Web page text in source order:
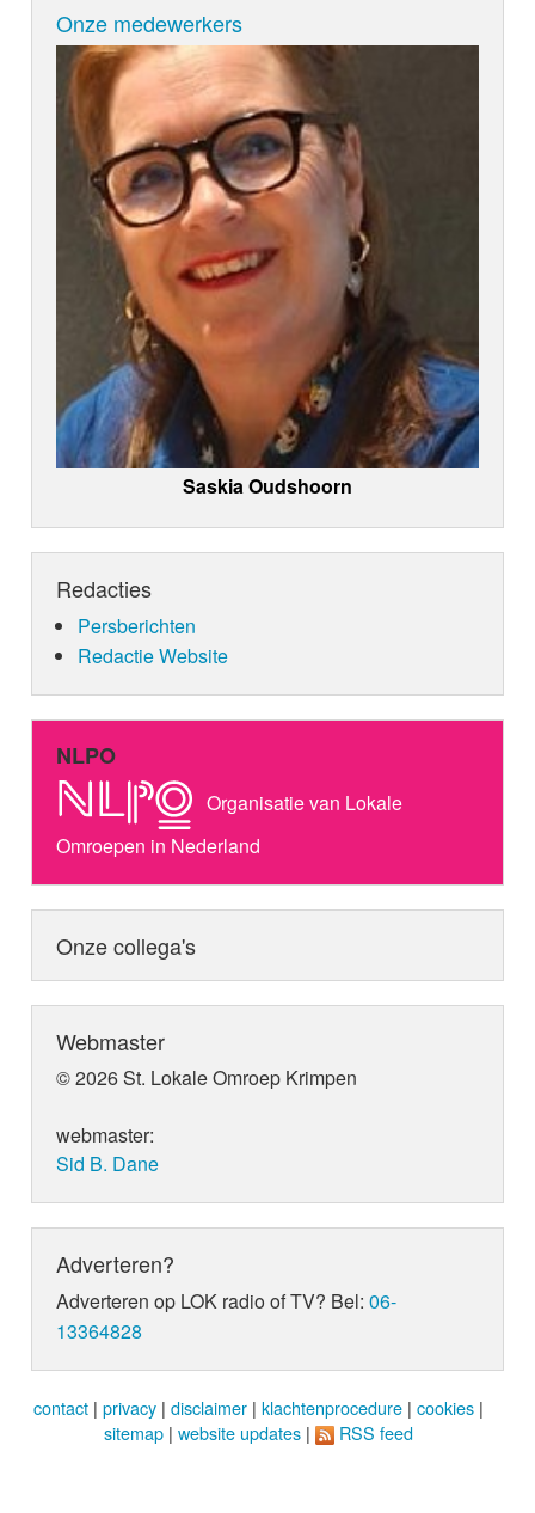
Onze medewerkers
Saskia Oudshoorn
Redacties
Persberichten
Redactie Website
NLPO
Organisatie van Lokale
Omroepen in Nederland
Onze collega's
Webmaster
© 2026 St. Lokale Omroep Krimpen
webmaster:
Sid B. Dane
Adverteren?
Adverteren op LOK radio of TV? Bel:06-
13364828
contact | privacy | disclaimer | klachtenprocedure | cookies |
sitemap | website updates | RSS feed